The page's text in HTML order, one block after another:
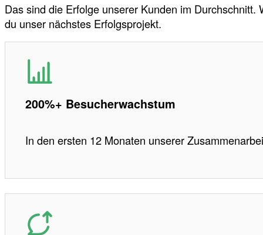
Das sind die Erfolge unserer Kunden im Durchschnitt.
du unser nächstes Erfolgsprojekt.
200%+ Besucherwachstum
In den ersten 12 Monaten unserer